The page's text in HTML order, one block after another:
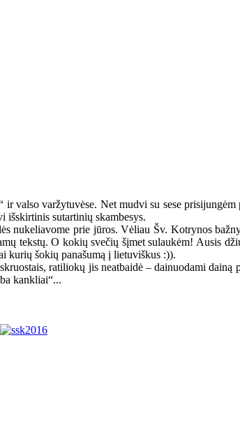
valso varžytuvėse. Net mudvi su sese
išskirtinis sutartinių skambesys.
prie jūros. Vėliau Šv. Kotrynos
tekstų. O kokių svečių šįmet sulaukėm! Ausis
kurių šokių panašumą į lietuviškus :)).
ratiliokų jis neatbaidė – dainuodami
kankliai“...